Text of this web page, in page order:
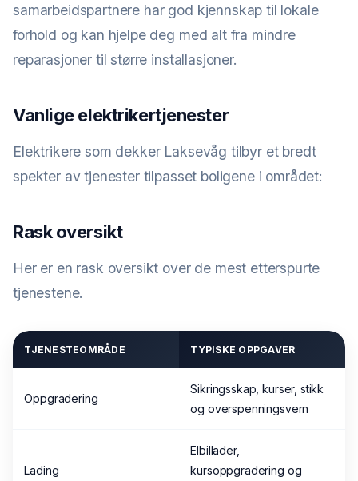
samarbeidspartnere har god kjennskap til lokale
forhold og kan hjelpe deg med alt fra mindre
reparasjoner til større installasjoner.
Vanlige elektrikertjenester
Elektrikere som dekker Laksevåg tilbyr et bredt
spekter av tjenester tilpasset boligene i området:
Rask oversikt
Her er en rask oversikt over de mest etterspurte
tjenestene.
TJENESTEOMRÅDE TYPISKE OPPGAVER
Oppgradering
Sikringsskap, kurser, stikk
og overspenningsvern
Lading
Elbillader,
kursoppgradering og